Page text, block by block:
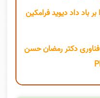
داد دیوید فرامکین
دکتر رمضان حسن